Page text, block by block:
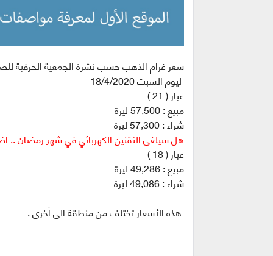
سعر غرام الذهب حسب نشرة الجمعية الحرفية
ليوم السبت 18/4/2020
عيار ( 21 )
مبيع : 57,500 ليرة
شراء : 57,300 ليرة
هل سيلغى التقنين الكهربائي في شهر رمضان ..
عيار ( 18 )
مبيع : 49,286 ليرة
شراء : 49,086 ليرة
هذه الأسعار تختلف من منطقة الى أخرى .